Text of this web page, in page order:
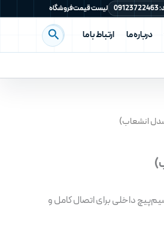
لیست قیمتفروشگاه
درباره ما ارتباط با ما
جستجو
سدل انشعاب)
داخلی برای اتصال کامل و